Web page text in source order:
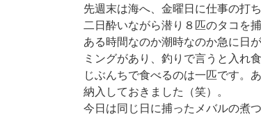
先週末は海へ、金曜日に仕事の打
二日酔いながら潜り８匹のタコを
ある時間なのか潮時なのか急に日
ミングがあり、釣りで言うと入れ
じぶんちで食べるのは一匹です。
納入しておきました（笑）。
今日は同じ日に捕ったメバルの煮